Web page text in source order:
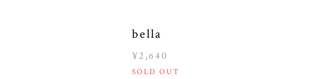
bella
¥2,640
SOLD OUT